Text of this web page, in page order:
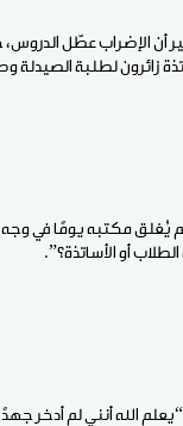
أن الإضراب عطّل
زائرون لطلبة الصيدلة
لم يُغلق مكتبه يومًا في
أو الأساتذة؟”.
الله أنني لم أدخر